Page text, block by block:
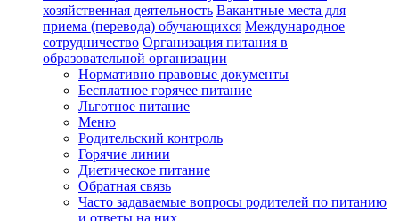
хозяйственная деятельность Вакантные места для
приема (перевода) обучающихся Международное
сотрудничество Организация питания в
образовательной организации
Нормативно правовые документы
Бесплатное горячее питание
Льготное питание
Меню
Родительский контроль
Горячие линии
Диетическое питание
Обратная связь
Часто задаваемые вопросы родителей по питанию
и ответы на них